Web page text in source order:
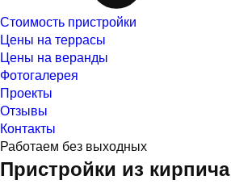
Стоимость пристройки
Цены на террасы
Цены на веранды
Фотогалерея
Проекты
Отзывы
Контакты
Работаем без выходных
Пристройки из кирпича